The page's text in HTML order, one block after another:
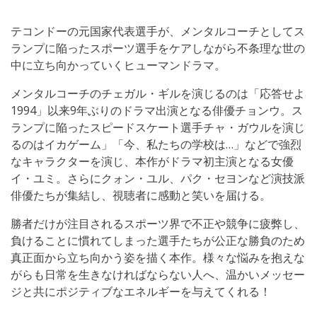
テコンドーの元国家代表選手が、メンタルコーチとしてス
ランプに陥ったスポーツ選手をケアしながら不条理な世の
中に立ち向かっていくヒューマンドラマ。
メンタルコーチのチェガル・ギルを演じるのは「応答せよ
1994」以来9年ぶりのドラマ出演となる俳優チョンウ。ス
ランプに陥ったスピードスケート選手チャ・ガウルを演じ
るのはイカゲーム」「今、私たちの学校は…」などで強烈
なキャラクターを演じ、本作がドラマ初主演となる女優
イ・ユミ。さらにクォン・ユル、パク・セヨンなど演技派
俳優たちが集結し、視聴者に感動と笑いを届ける。
勝者だけが注目されるスポーツ界で不正や競争に疲弊し、
負けることに慣れてしまった選手たちが公正な勝負のため
真正面から立ち向かう姿を描く本作。様々な悩みを抱えな
がらも日常を生きなければならない人へ、温かいメッセー
ジと共にポジティブなエネルギーを与えてくれる！